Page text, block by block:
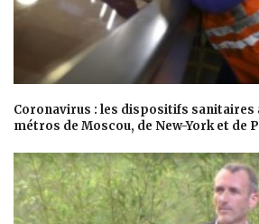
Coronavirus : les dispositifs sanitaires
métros de Moscou, de New-York et de